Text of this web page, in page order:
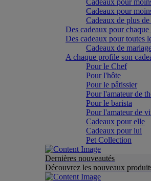
Cadeaux pour
Cadeaux pour
Cadeaux de plus
Des cadeaux pour chaque
Des cadeaux pour toutes
Cadeaux de
A chaque profile son
Pour le Chef
Pour l'hôte
Pour le pâtissier
Pour l'amateur de
Pour le barista
Pour l'amateur de
Cadeaux pour elle
Cadeaux pour lui
Pet Collection
Dernières nouveautés
Découvrez les nouveaux